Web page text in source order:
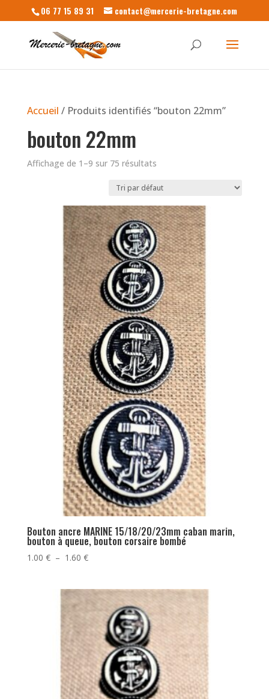
06 77 15 89 31 contact@mercerie-bretagne.com
Accueil / Produits identifiés “bouton 22mm”
bouton 22mm
Affichage de 1–9 sur 75 résultats
Bouton ancre MARINE 15/18/20/23mm caban marin,
bouton à queue, bouton corsaire bombé
1.00 € – 1.60 €Plage
1.60 €